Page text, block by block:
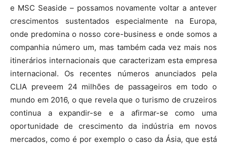
e MSC Seaside – possamos novamente voltar a antever
crescimentos sustentados especialmente na Europa,
onde predomina o nosso core-business e onde somos a
companhia número um, mas também cada vez mais nos
itinerários internacionais que caracterizam esta empresa
internacional. Os recentes números anunciados pela
CLIA preveem 24 milhões de passageiros em todo o
mundo em 2016, o que revela que o turismo de cruzeiros
continua a expandir-se e a afirmar-se como uma
oportunidade de crescimento da indústria em novos
mercados, como é por exemplo o caso da Ásia, que está